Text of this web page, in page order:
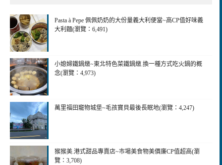
Pasta à Pepe 佩佩奶奶的大份量義大利便當~高CP值好味義
大利麵(瀏覽：6,491)
小媳婦鐵鍋燉~東北特色菜鐵鍋燉.換一種方式吃火鍋的概
念(瀏覽：4,973)
萬里福田竉物城堡~毛孩寶貝最後長眠地(瀏覽：4,247)
猴猴美.港式甜品專賣店~市場美食物美價廉CP值超高(瀏
覽：3,708)